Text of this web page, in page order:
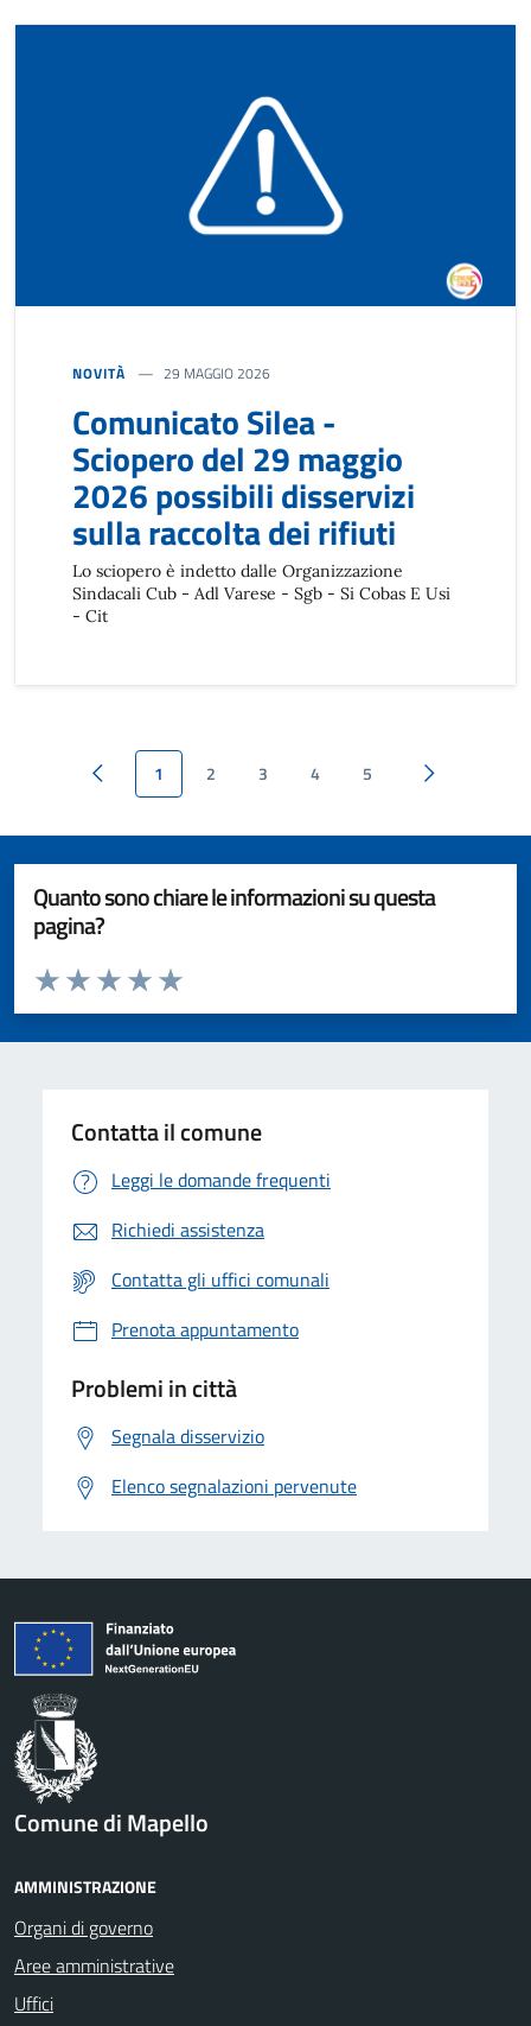
NOVITÀ 29 MAGGIO 2026
Comunicato Silea -
Sciopero del 29 maggio
2026 possibili disservizi
sulla raccolta dei rifiuti
Lo sciopero è indetto dalle Organizzazione
Sindacali Cub - Adl Varese - Sgb - Si Cobas E Usi
- Cit
Pagina precedente
1 2 3 4 5 Pagina
Quanto sono chiare le informazioni su questa
pagina?
Valuta da 1 a 5 stelle la pagina
Valuta 5 stelle su 5
Valuta 4 stelle su 5
Valuta 3 stelle su 5
Valuta 2 stelle su 5
Valuta 1 stelle su 5
Contatta il comune
Leggi le domande frequenti
Richiedi assistenza
Contatta gli uffici comunali
Prenota appuntamento
Problemi in città
Segnala disservizio
Elenco segnalazioni pervenute
Comune di Mapello
AMMINISTRAZIONE
Organi di governo
Aree amministrative
Uffici